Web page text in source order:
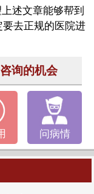
述文章能够帮到
去正规的医院进
询的机会
问病情